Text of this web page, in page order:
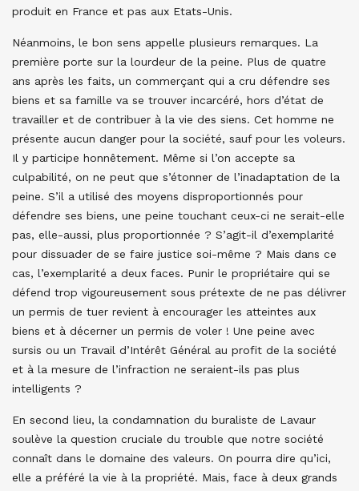
produit en France et pas aux Etats-Unis.
Néanmoins, le bon sens appelle plusieurs remarques. La
première porte sur la lourdeur de la peine. Plus de quatre
ans après les faits, un commerçant qui a cru défendre ses
biens et sa famille va se trouver incarcéré, hors d’état de
travailler et de contribuer à la vie des siens. Cet homme ne
présente aucun danger pour la société, sauf pour les voleurs.
Il y participe honnêtement. Même si l’on accepte sa
culpabilité, on ne peut que s’étonner de l’inadaptation de la
peine. S’il a utilisé des moyens disproportionnés pour
défendre ses biens, une peine touchant ceux-ci ne serait-elle
pas, elle-aussi, plus proportionnée ? S’agit-il d’exemplarité
pour dissuader de se faire justice soi-même ? Mais dans ce
cas, l’exemplarité a deux faces. Punir le propriétaire qui se
défend trop vigoureusement sous prétexte de ne pas délivrer
un permis de tuer revient à encourager les atteintes aux
biens et à décerner un permis de voler ! Une peine avec
sursis ou un Travail d’Intérêt Général au profit de la société
et à la mesure de l’infraction ne seraient-ils pas plus
intelligents ?
En second lieu, la condamnation du buraliste de Lavaur
soulève la question cruciale du trouble que notre société
connaît dans le domaine des valeurs. On pourra dire qu’ici,
elle a préféré la vie à la propriété. Mais, face à deux grands